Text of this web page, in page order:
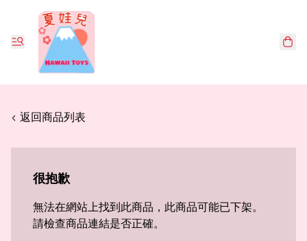
< 返回商品列表
很抱歉
無法在網站上找到此商品，此商品可能已下架。
請檢查商品連結是否正確。